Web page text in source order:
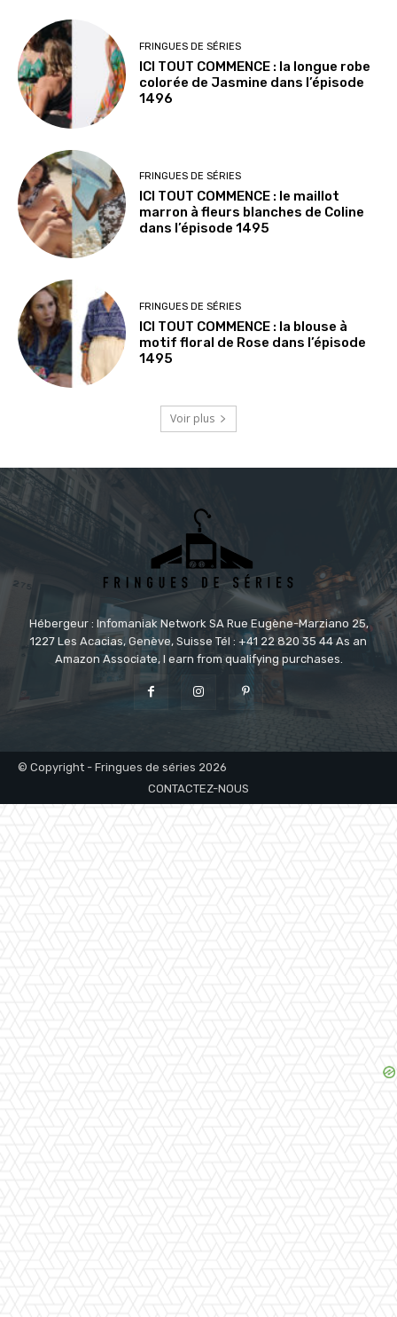
FRINGUES DE SÉRIES
ICI TOUT COMMENCE : la longue robe
colorée de Jasmine dans l’épisode
1496
FRINGUES DE SÉRIES
ICI TOUT COMMENCE : le maillot
marron à fleurs blanches de Coline
dans l’épisode 1495
FRINGUES DE SÉRIES
ICI TOUT COMMENCE : la blouse à
motif floral de Rose dans l’épisode
1495
Voir plus
Hébergeur : Infomaniak Network SA Rue Eugène-Marziano 25,
1227 Les Acacias, Genève, Suisse Tél : +41 22 820 35 44 As an
Amazon Associate, I earn from qualifying purchases.
© Copyright - Fringues de séries 2026
CONTACTEZ-NOUS